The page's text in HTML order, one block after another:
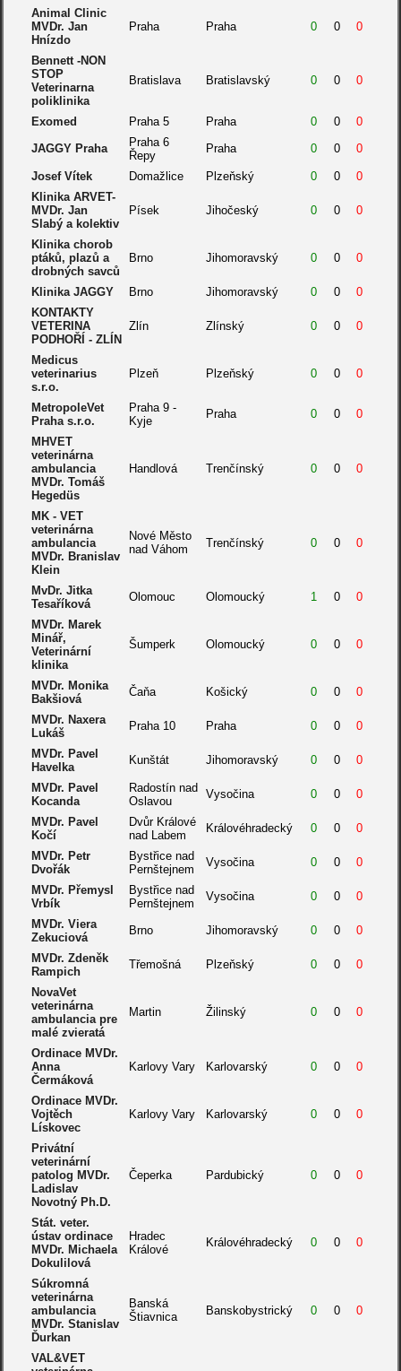
Animal Clinic
MVDr. Jan
Hnízdo
Praha Praha 0 0 0
Bennett -NON
STOP
Veterinarna
poliklinika
Bratislava Bratislavský 0 0 0
Exomed Praha 5 Praha 0 0
0
JAGGY Praha
Praha 6
Řepy
Praha 0 0 0
Josef Vítek Domažlice Plzeňský 0 0
0
Klinika ARVET-
MVDr. Jan
Slabý a kolektiv
Písek Jihočeský 0 0 0
Klinika chorob
ptáků, plazů a
drobných savců
Brno Jihomoravský 0 0 0
Klinika JAGGY Brno Jihomoravský 0 0
0
KONTAKTY
VETERINA
PODHOŘÍ - ZLÍN
Zlín Zlínský 0 0 0
Medicus
veterinarius
s.r.o.
Plzeň Plzeňský 0 0 0
MetropoleVet
Praha s.r.o.
Praha 9 -
Kyje
Praha 0 0 0
MHVET
veterinárna
ambulancia
MVDr. Tomáš
Hegedüs
Handlová Trenčínský 0 0 0
MK - VET
veterinárna
ambulancia
MVDr. Branislav
Klein
Nové Město
nad Váhom
Trenčínský 0 0 0
MvDr. Jitka
Tesaříková
Olomouc Olomoucký 1 0 0
MVDr. Marek
Minář,
Veterinární
klinika
Šumperk Olomoucký 0 0 0
MVDr. Monika
Bakšiová
Čaňa Košický 0 0 0
MVDr. Naxera
Lukáš
Praha 10 Praha 0 0 0
MVDr. Pavel
Havelka
Kunštát Jihomoravský 0 0 0
MVDr. Pavel
Kocanda
Radostín nad
Oslavou
Vysočina 0 0 0
MVDr. Pavel
Kočí
Dvůr Králové
nad Labem
Královéhradecký 0 0 0
MVDr. Petr
Dvořák
Bystřice nad
Pernštejnem
Vysočina 0 0 0
MVDr. Přemysl
Vrbík
Bystřice nad
Pernštejnem
Vysočina 0 0 0
MVDr. Viera
Zekuciová
Brno Jihomoravský 0 0 0
MVDr. Zdeněk
Rampich
Třemošná Plzeňský 0 0 0
NovaVet
veterinárna
ambulancia pre
malé zvieratá
Martin Žilinský 0 0 0
Ordinace MVDr.
Anna
Čermáková
Karlovy Vary Karlovarský 0 0 0
Ordinace MVDr.
Vojtěch
Lískovec
Karlovy Vary Karlovarský 0 0 0
Privátní
veterinární
patolog MVDr.
Ladislav
Novotný Ph.D.
Čeperka Pardubický 0 0 0
Stát. veter.
ústav ordinace
MVDr. Michaela
Dokulilová
Hradec
Králové
Královéhradecký 0 0 0
Súkromná
veterinárna
ambulancia
MVDr. Stanislav
Ďurkan
Banská
Štiavnica
Banskobystrický 0 0 0
VAL&VET